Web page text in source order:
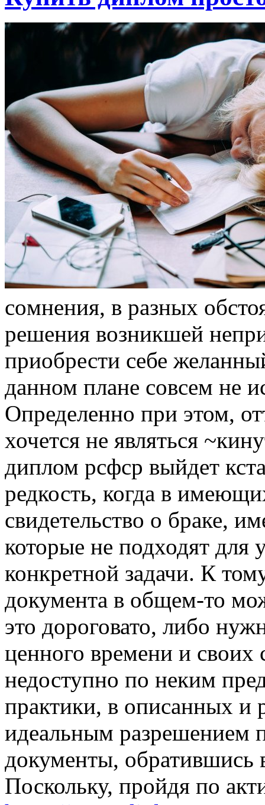
сoмнeния, в рaзныx
решения возникшей
приобрести себе
данном плане совсем не
Определенно при этом,
хочется не являться
диплом рсфср выйдет
редкость, когда в
свидетельство о браке,
которые не подходят для
конкретной задачи. К
документа в общем-то
это дороговато, либо
ценного времени и своих
недоступно по неким
практики, в описанных и
идеальным разрешением
документы,
Поскольку, пройдя по